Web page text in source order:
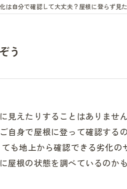
は自分で確認して大丈夫？屋根に登らず見
う
見えたりすることはありませ
自身で屋根に登って確認する
も地上から確認できる劣化の
屋根の状態を調べているのか